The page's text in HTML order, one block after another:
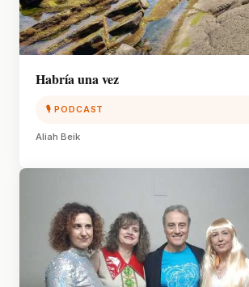
Habría una vez
🎙 PODCAST
Aliah Beik